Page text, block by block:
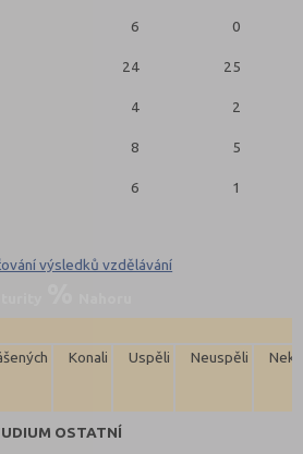
6 0
24 25
4 2
8 5
6 1
výsledků vzdělávání
Konali Uspěli Neuspěli
OSTATNÍ